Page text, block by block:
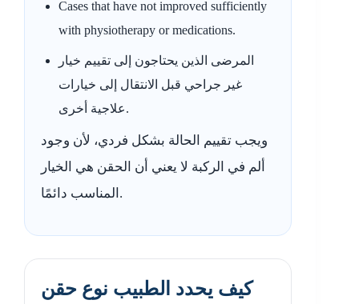
Cases that have not improved sufficiently
with physiotherapy or medications.
المرضى الذين يحتاجون إلى تقييم خيار
غير جراحي قبل الانتقال إلى خيارات
علاجية أخرى.
ويجب تقييم الحالة بشكل فردي، لأن وجود
ألم في الركبة لا يعني أن الحقن هي الخيار
المناسب دائمًا.
كيف يحدد الطبيب نوع حقن